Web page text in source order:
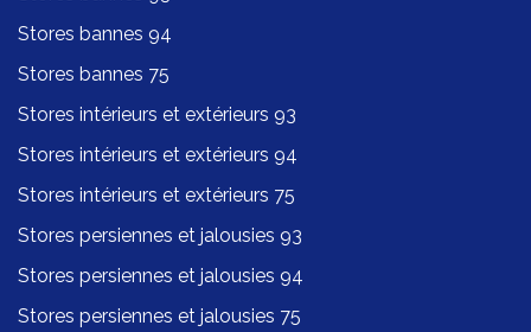
Stores bannes 94
Stores bannes 75
Stores intérieurs et extérieurs 93
Stores intérieurs et extérieurs 94
Stores intérieurs et extérieurs 75
Stores persiennes et jalousies 93
Stores persiennes et jalousies 94
Stores persiennes et jalousies 75